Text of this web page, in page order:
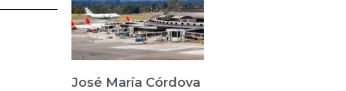
José María Córdova